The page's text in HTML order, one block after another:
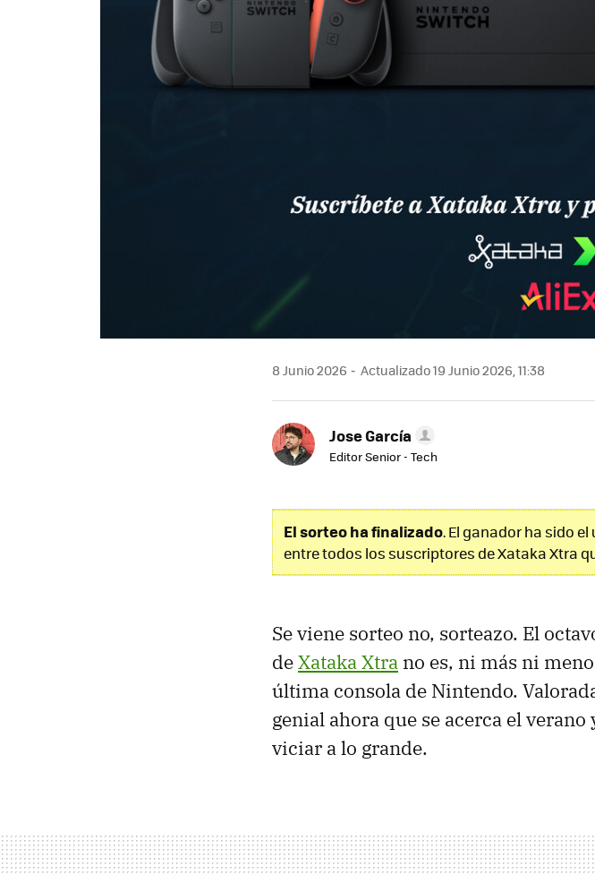
8 Junio 2026 Actualizado 19 Junio 2026, 11:38
Jose García
Editor Senior - Tech
El sorteo ha finalizado. El ganador ha sido
entre todos los suscriptores de Xataka Xtra
Se viene sorteo no, sorteazo. El
deXataka Xtra no es, ni más ni
última consola de Nintendo.
genial ahora que se acerca el
viciar a lo grande.